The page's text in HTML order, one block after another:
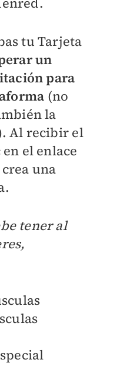
tu Tarjeta
un
para
(no
la
Al recibir el
el enlace
una
tener al